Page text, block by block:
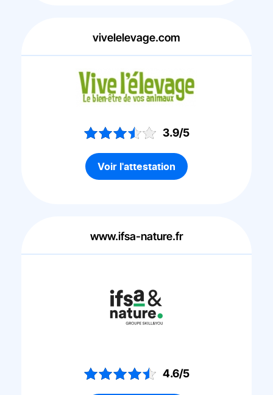
vivelelevage.com
3.9/5
Voir l'attestation
www.ifsa-nature.fr
4.6/5